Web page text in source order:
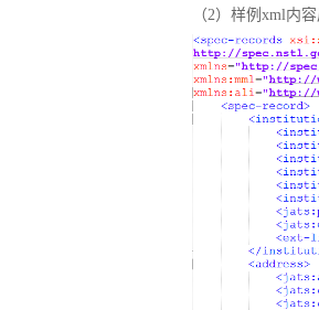
（2）样例xml内